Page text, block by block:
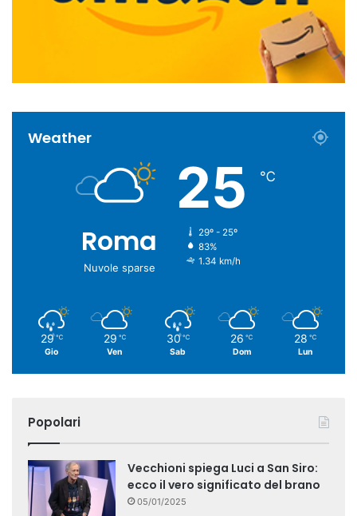
Weather
Roma
Nuvole sparse
25 ℃
29º - 25º
83%
1.34 km/h
29 ℃
Gio
29 ℃
Ven
30 ℃
Sab
26 ℃
Dom
28 ℃
Lun
Popolari
Vecchioni spiega Luci a San Siro:
ecco il vero significato del brano
05/01/2025